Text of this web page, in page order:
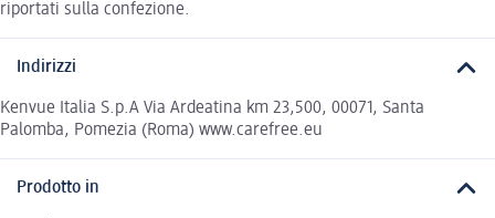
riportati sulla confezione.
Indirizzi
Kenvue Italia S.p.A Via Ardeatina km 23,500, 00071, Santa
Palomba, Pomezia (Roma) www.carefree.eu
Prodotto in